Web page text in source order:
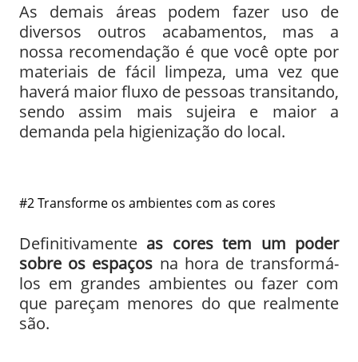
As demais áreas podem fazer uso de
diversos outros acabamentos, mas a
nossa recomendação é que você opte por
materiais de fácil limpeza, uma vez que
haverá maior fluxo de pessoas transitando,
sendo assim mais sujeira e maior a
demanda pela higienização do local.
#2 Transforme os ambientes com as cores
Definitivamente as cores tem um poder
sobre os espaços na hora de transformá-
los em grandes ambientes ou fazer com
que pareçam menores do que realmente
são.